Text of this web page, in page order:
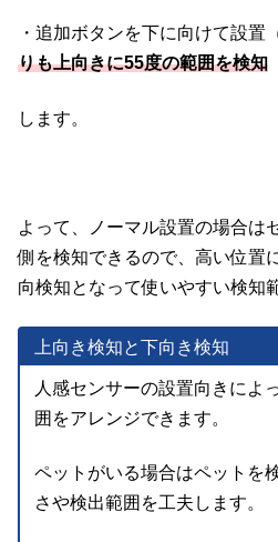
・追加ボタンを下に向けて設置
りも上向きに55度の範囲を検知
します。
よって、ノーマル設置の場合は
側を検知できるので、高い位置
向検知となって使いやすい検知
上向き検知と下向き検知
人感センサーの設置向きによ
囲をアレンジできます。
ペットがいる場合はペットを
さや検出範囲を工夫します。